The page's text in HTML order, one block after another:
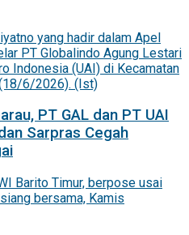
PT GAL dan PT UAI
Sarpras Cegah